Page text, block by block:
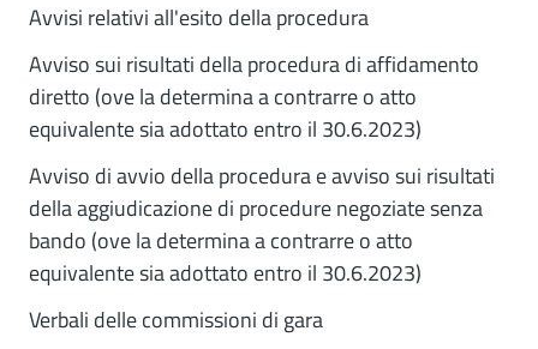
Avvisi relativi all'esito della procedura
Avviso sui risultati della procedura di affidamento
diretto (ove la determina a contrarre o atto
equivalente sia adottato entro il 30.6.2023)
Avviso di avvio della procedura e avviso sui risultati
della aggiudicazione di procedure negoziate senza
bando (ove la determina a contrarre o atto
equivalente sia adottato entro il 30.6.2023)
Verbali delle commissioni di gara